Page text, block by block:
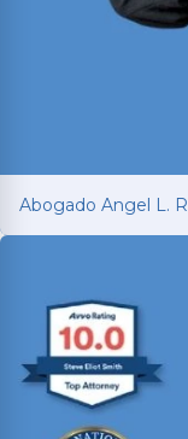
Abogado Angel L.
Luchando por
con más de 30
recuperado más
70,000 clientes.